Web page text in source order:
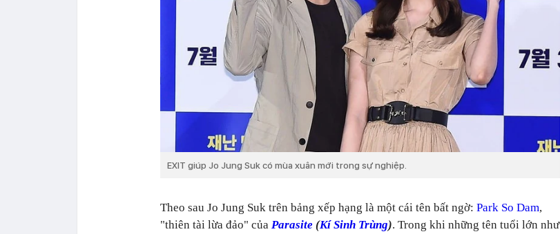
EXIT giúp Jo Jung Suk có mùa xuân mới trong sự nghiệp.
Theo sau Jo Jung Suk trên bảng xếp hạng là một cái tên bất ngờ: Park So Dam,
"thiên tài lừa đảo" của Parasite (Kí Sinh Trùng). Trong khi những tên tuổi lớn như